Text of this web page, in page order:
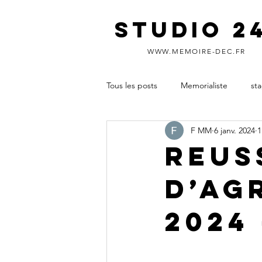
STUDIO
WWW.MEMOIRE-DEC.FR
Tous les posts Memorialiste
diplôme d’expertise comptable
aide rédaction mémoire DEC
soutenance DEC réussir le
2024
F MM 6 janv. 2024